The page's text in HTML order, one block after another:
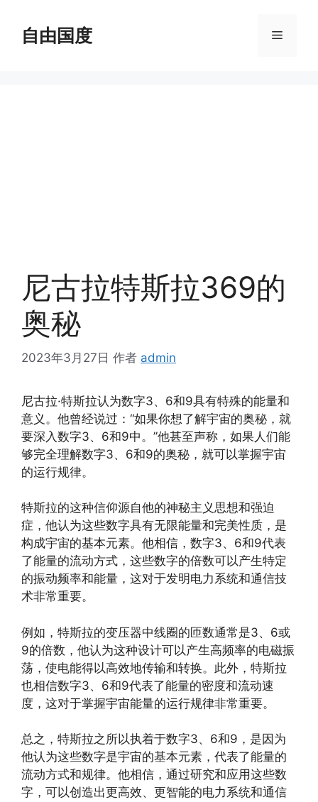
自由国度 菜
尼古拉特斯拉369的
奥秘
2023年3月27日 作者 admin
尼古拉·特斯拉认为数字3、6和9具有特殊的能量和
意义。他曾经说过：“如果你想了解宇宙的奥秘，就
要深入数字3、6和9中。”他甚至声称，如果人们能
够完全理解数字3、6和9的奥秘，就可以掌握宇宙
的运行规律。
特斯拉的这种信仰源自他的神秘主义思想和强迫
症，他认为这些数字具有无限能量和完美性质，是
构成宇宙的基本元素。他相信，数字3、6和9代表
了能量的流动方式，这些数字的倍数可以产生特定
的振动频率和能量，这对于发明电力系统和通信技
术非常重要。
例如，特斯拉的变压器中线圈的匝数通常是3、6或
9的倍数，他认为这种设计可以产生高频率的电磁振
荡，使电能得以高效地传输和转换。此外，特斯拉
也相信数字3、6和9代表了能量的密度和流动速
度，这对于掌握宇宙能量的运行规律非常重要。
总之，特斯拉之所以执着于数字3、6和9，是因为
他认为这些数字是宇宙的基本元素，代表了能量的
流动方式和规律。他相信，通过研究和应用这些数
字，可以创造出更高效、更智能的电力系统和通信